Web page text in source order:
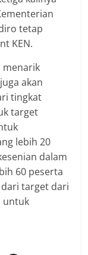
tetap
KEN.
menarik
akan
tingkat
target
lebih 20
dalam
60 peserta
target dari
untuk